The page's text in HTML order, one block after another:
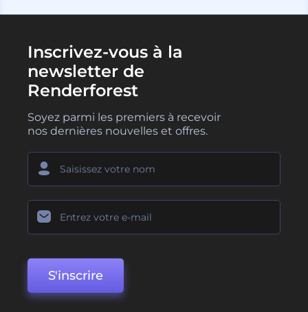
Inscrivez-vous à la
newsletter de
Renderforest
Soyez parmi les premiers à recevoir
nos dernières nouvelles et offres.
S'inscrire